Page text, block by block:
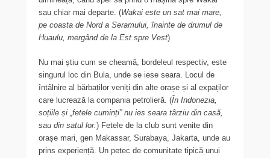
sau chiar mai departe. (Wakai este un sat mai mare,
pe coasta de Nord a Seramului, înainte de drumul de
Huaulu, mergând de la Est spre Vest)
Nu mai știu cum se cheamă, bordeleul respectiv, este
singurul loc din Bula, unde se iese seara. Locul de
întâlnire al bărbaților veniți din alte orașe și al expaților
care lucrează la compania petrolieră. (În Indonezia,
soțiile și „fetele cuminți” nu ies seara târziu din casă,
sau din satul lor.) Fetele de la club sunt venite din
orașe mari, gen Makassar, Surabaya, Jakarta, unde au
prins experiență. Un petec de comunitate tipică unui